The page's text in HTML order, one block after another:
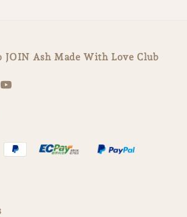
JOIN Ash Made With Love Club